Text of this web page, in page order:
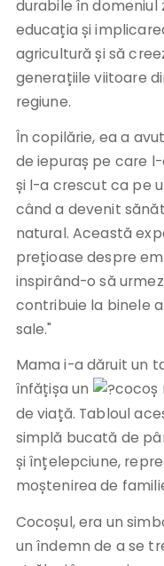
durabile în domeniul
educația și
agricultură și să
generațiile viitoare
regiune.
În copilărie, ea a
de iepuraș pe care
și l-a crescut ca pe
când a devenit
natural. Această
prețioase despre
inspirând-o să
contribuie la binele
sale."
Mama i-a dăruit un
înfățișa un
cocoș
de viață. Tabloul
simplă bucată de
și înțelepciune,
moștenirea de
Cocoșul, era un
un îndemn de a se